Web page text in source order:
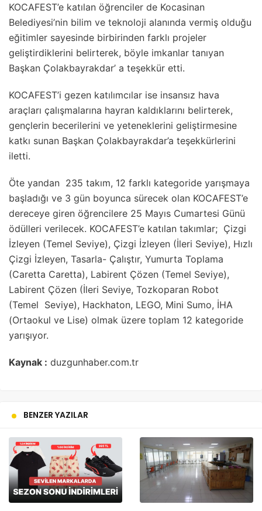
KOCAFEST’e katılan öğrenciler de Kocasinan
Belediyesi’nin bilim ve teknoloji alanında vermiş olduğu
eğitimler sayesinde birbirinden farklı projeler
geliştirdiklerini belirterek, böyle imkanlar tanıyan
Başkan Çolakbayrakdar’ a teşekkür etti.
KOCAFEST’i gezen katılımcılar ise insansız hava
araçları çalışmalarına hayran kaldıklarını belirterek,
gençlerin becerilerini ve yeteneklerini geliştirmesine
katkı sunan Başkan Çolakbayrakdar’a teşekkürlerini
iletti.
Öte yandan 235 takım, 12 farklı kategoride yarışmaya
başladığı ve 3 gün boyunca sürecek olan KOCAFEST’e
dereceye giren öğrencilere 25 Mayıs Cumartesi Günü
ödülleri verilecek. KOCAFEST’e katılan takımlar; Çizgi
İzleyen (Temel Seviye), Çizgi İzleyen (İleri Seviye), Hızlı
Çizgi İzleyen, Tasarla- Çalıştır, Yumurta Toplama
(Caretta Caretta), Labirent Çözen (Temel Seviye),
Labirent Çözen (İleri Seviye, Tozkoparan Robot
(Temel Seviye), Hackhaton, LEGO, Mini Sumo, İHA
(Ortaokul ve Lise) olmak üzere toplam 12 kategoride
yarışıyor.
Kaynak : duzgunhaber.com.tr
BENZER YAZILAR